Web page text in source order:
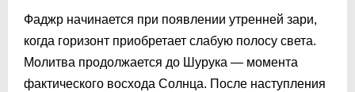
Фаджр начинается при появлении утренней зари,
когда горизонт приобретает слабую полосу света.
Молитва продолжается до Шурука — момента
фактического восхода Солнца. После наступления